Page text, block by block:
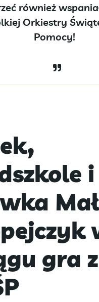
również
Orkiestry
Pomocy!
i
gra z